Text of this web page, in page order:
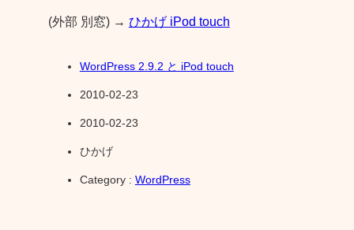
(外部 別窓) → ひかげ iPod touch
WordPress 2.9.2 と iPod touch
2010-02-23
2010-02-23
ひかげ
Category : WordPress